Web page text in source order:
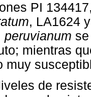
PI
, LA1624
peruvianum
mientras
muy
de